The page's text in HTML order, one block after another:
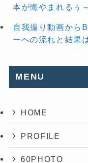
本が悔やまれるぅ～
自我撮り動画から
ーへの流れと結果
MENU
HOME
PROFILE
60PHOTO